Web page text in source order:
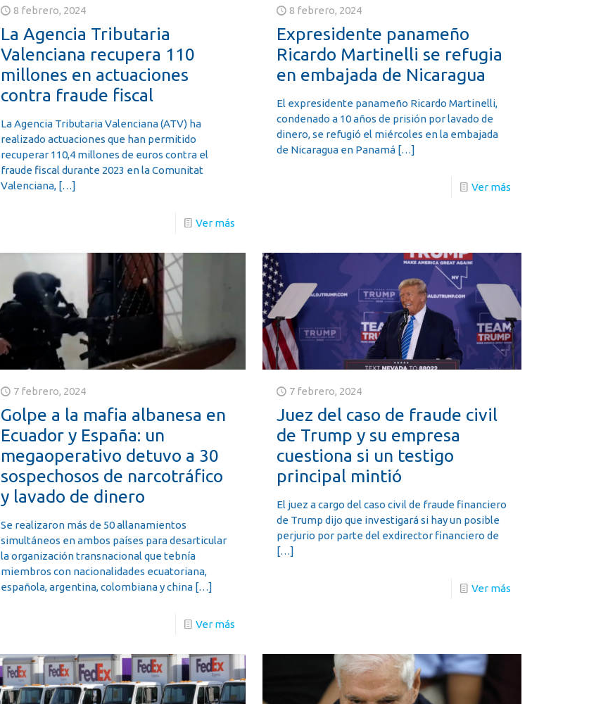
8 febrero, 2024
La Agencia Tributaria
Valenciana recupera 110
millones en actuaciones
contra fraude fiscal
La Agencia Tributaria Valenciana (ATV) ha
realizado actuaciones que han permitido
recuperar 110,4 millones de euros contra el
fraude fiscal durante 2023 en la Comunitat
Valenciana,[…]
Ver más
8 febrero, 2024
Expresidente panameño
Ricardo Martinelli se refugia
en embajada de Nicaragua
El expresidente panameño Ricardo Martinelli,
condenado a 10 años de prisión por lavado de
dinero, se refugió el miércoles en la embajada
de Nicaragua en Panamá[…]
Ver más
7 febrero, 2024
Golpe a la mafia albanesa en
Ecuador y España: un
megaoperativo detuvo a 30
sospechosos de narcotráfico
y lavado de dinero
Se realizaron más de 50 allanamientos
simultáneos en ambos países para desarticular
la organización transnacional que tebnía
miembros con nacionalidades ecuatoriana,
española, argentina, colombiana y china[…]
Ver más
7 febrero, 2024
Juez del caso de fraude civil
de Trump y su empresa
cuestiona si un testigo
principal mintió
El juez a cargo del caso civil de fraude financiero
de Trump dijo que investigará si hay un posible
perjurio por parte del exdirector financiero de
[…]
Ver más